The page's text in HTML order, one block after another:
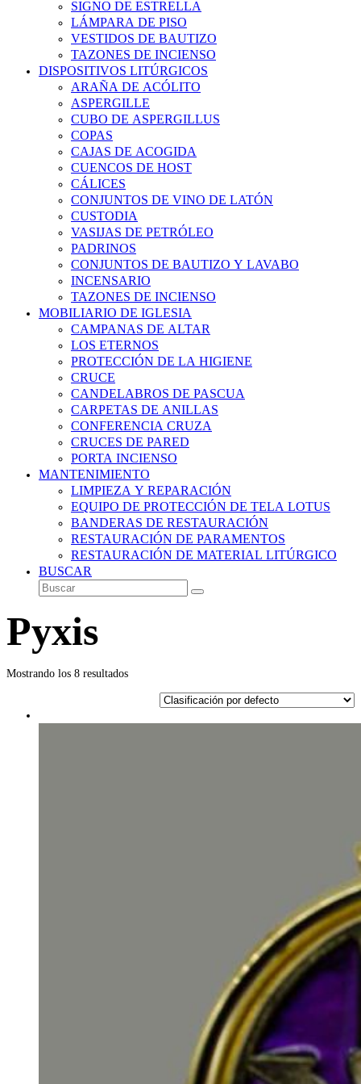
SIGNO DE ESTRELLA
LÁMPARA DE PISO
VESTIDOS DE BAUTIZO
TAZONES DE INCIENSO
DISPOSITIVOS LITÚRGICOS
ARAÑA DE ACÓLITO
ASPERGILLE
CUBO DE ASPERGILLUS
COPAS
CAJAS DE ACOGIDA
CUENCOS DE HOST
CÁLICES
CONJUNTOS DE VINO DE LATÓN
CUSTODIA
VASIJAS DE PETRÓLEO
PADRINOS
CONJUNTOS DE BAUTIZO Y LAVABO
INCENSARIO
TAZONES DE INCIENSO
MOBILIARIO DE IGLESIA
CAMPANAS DE ALTAR
LOS ETERNOS
PROTECCIÓN DE LA HIGIENE
CRUCE
CANDELABROS DE PASCUA
CARPETAS DE ANILLAS
CONFERENCIA CRUZA
CRUCES DE PARED
PORTA INCIENSO
MANTENIMIENTO
LIMPIEZA Y REPARACIÓN
EQUIPO DE PROTECCIÓN DE TELA LOTUS
BANDERAS DE RESTAURACIÓN
RESTAURACIÓN DE PARAMENTOS
RESTAURACIÓN DE MATERIAL LITÚRGICO
BUSCAR
Buscar
Enviar
Pyxis
Mostrando los 8 resultados